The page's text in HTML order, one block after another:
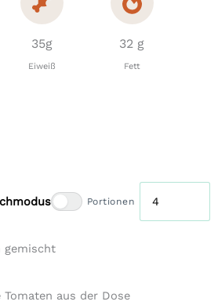
35g
Eiweiß
32 g
Fett
Portionen
gemischt
Tomaten aus der Dose